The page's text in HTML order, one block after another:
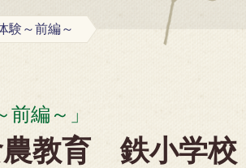
験～前編～
前編～」
農教育 鉄小学校